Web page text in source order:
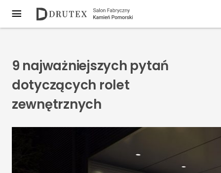
9 najważniejszych pytań
dotyczących rolet
zewnętrznych